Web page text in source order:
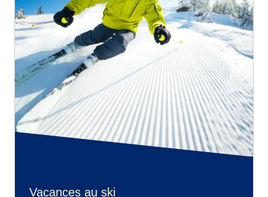
Vacances au ski